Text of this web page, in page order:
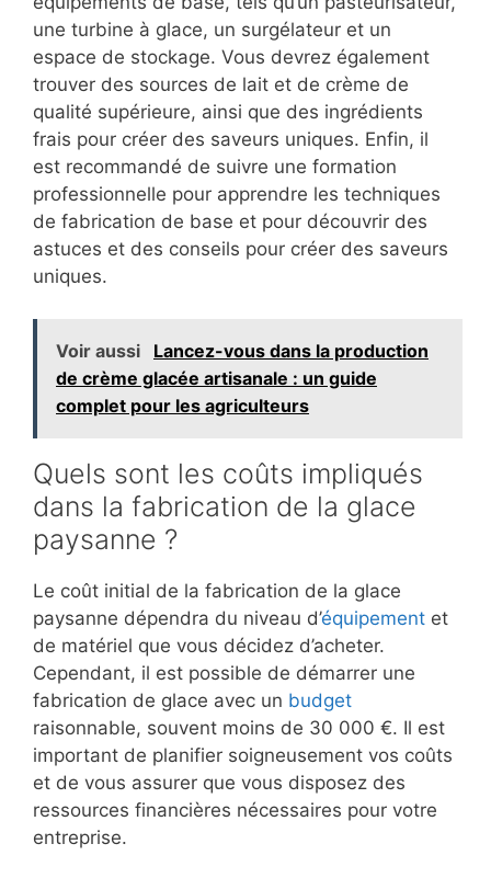
une turbine à glace, un surgélateur et un
espace de stockage. Vous devrez également
trouver des sources de lait et de crème de
qualité supérieure, ainsi que des ingrédients
frais pour créer des saveurs uniques. Enfin, il
est recommandé de suivre une formation
professionnelle pour apprendre les techniques
de fabrication de base et pour découvrir des
astuces et des conseils pour créer des saveurs
uniques.
Voir aussi
Lancez-vous dans la production
de crème glacée artisanale : un guide
complet pour les agriculteurs
Quels sont les coûts impliqués
dans la fabrication de la glace
paysanne ?
Le coût initial de la fabrication de la glace
paysanne dépendra du niveau d’équipement et
de matériel que vous décidez d’acheter.
Cependant, il est possible de démarrer une
fabrication de glace avec un budget
raisonnable, souvent moins de 30 000 €. Il est
important de planifier soigneusement vos coûts
et de vous assurer que vous disposez des
ressources financières nécessaires pour votre
entreprise.